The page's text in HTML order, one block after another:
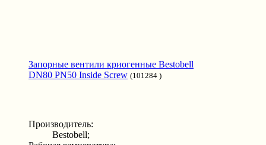
Запорные вентили криогенные Bestobell
DN80 PN50 Inside Screw (101284 )
Производитель:
Bestobell;